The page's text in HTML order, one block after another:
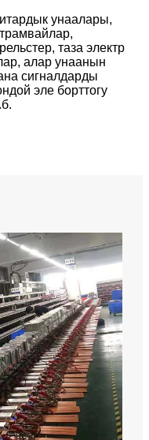
унаалары,
таза электр
алар унаанын
сигналдарды
эле борттогу